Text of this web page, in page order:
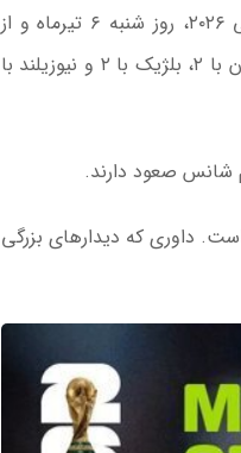
به گزارش اقتصادآنلاین به نقل از ایرنا، دیدار تیم‌های ملی فوتبال ایران و مصر از گروه G جام‌جهانی ۲۰۲۶، روز شنبه ۶ تیرماه و از
ساعت ۶:۳۰ دقیقه در سیاتل برگزار می‌شود. هم اکنون، مصر با ۴ امتیاز صدرنشین گروه G است و ایران با ۲، بلژیک با ۲ و نیوزیلند با
شانس صعود دارند.
داوری که دیدار‌های بزرگی